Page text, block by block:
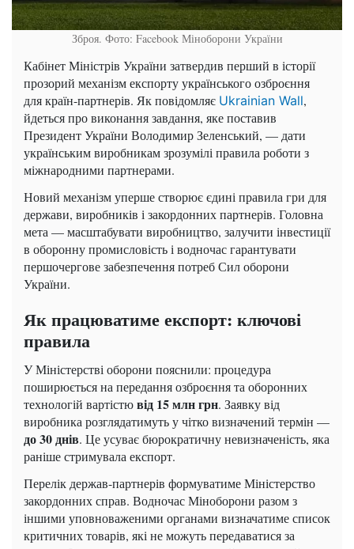
Зброя. Фото: Facebook Міноборони України
Кабінет Міністрів України затвердив перший в історії
прозорий механізм експорту українського озброєння
для країн-партнерів. Як повідомляє Ukrainian Wall,
йдеться про виконання завдання, яке поставив
Президент України Володимир Зеленський, — дати
українським виробникам зрозумілі правила роботи з
міжнародними партнерами.
Новий механізм уперше створює єдині правила гри для
держави, виробників і закордонних партнерів. Головна
мета — масштабувати виробництво, залучити інвестиції
в оборонну промисловість і водночас гарантувати
першочергове забезпечення потреб Сил оборони
України.
Як працюватиме експорт: ключові
правила
У Міністерстві оборони пояснили: процедура
поширюється на передання озброєння та оборонних
технологій вартістювід 15 млн грн. Заявку від
виробника розглядатимуть у чітко визначений термін —
до 30 днів. Це усуває бюрократичну невизначеність, яка
раніше стримувала експорт.
Перелік держав-партнерів формуватиме Міністерство
закордонних справ. Водночас Міноборони разом з
іншими уповноваженими органами визначатиме список
критичних товарів, які не можуть передаватися за